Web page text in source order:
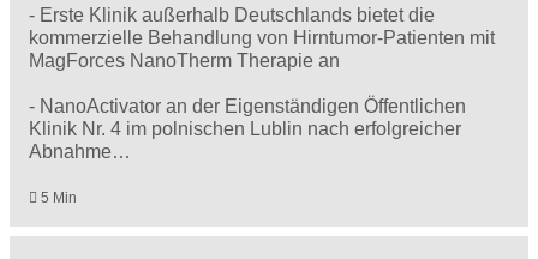
- Erste Klinik außerhalb Deutschlands bietet die
kommerzielle Behandlung von Hirntumor-Patienten mit
MagForces NanoTherm Therapie an
- NanoActivator an der Eigenständigen Öffentlichen
Klinik Nr. 4 im polnischen Lublin nach erfolgreicher
Abnahme…
5 Min